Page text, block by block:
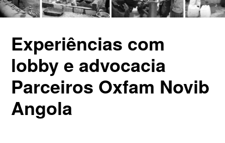
Experiências com
lobby e advocacia
Parceiros Oxfam Novib
Angola